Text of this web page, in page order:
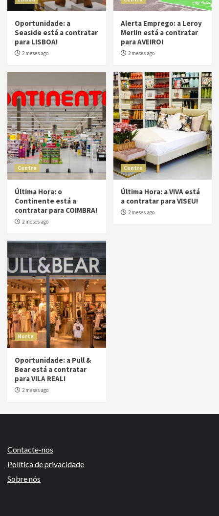
Oportunidade: a
Seaside está a contratar
para LISBOA!
2 meses ago
Alerta Emprego: a Leroy
Merlin está a contratar
para AVEIRO!
2 meses ago
Centro
Última Hora: o
Continente está a
contratar para COIMBRA!
2 meses ago
Centro
Última Hora: a VIVA está
a contratar para VISEU!
2 meses ago
Norte
Oportunidade: a Pull &
Bear está a contratar
para VILA REAL!
2 meses ago
Contacte-nos
Política de privacidade
Sobre nós